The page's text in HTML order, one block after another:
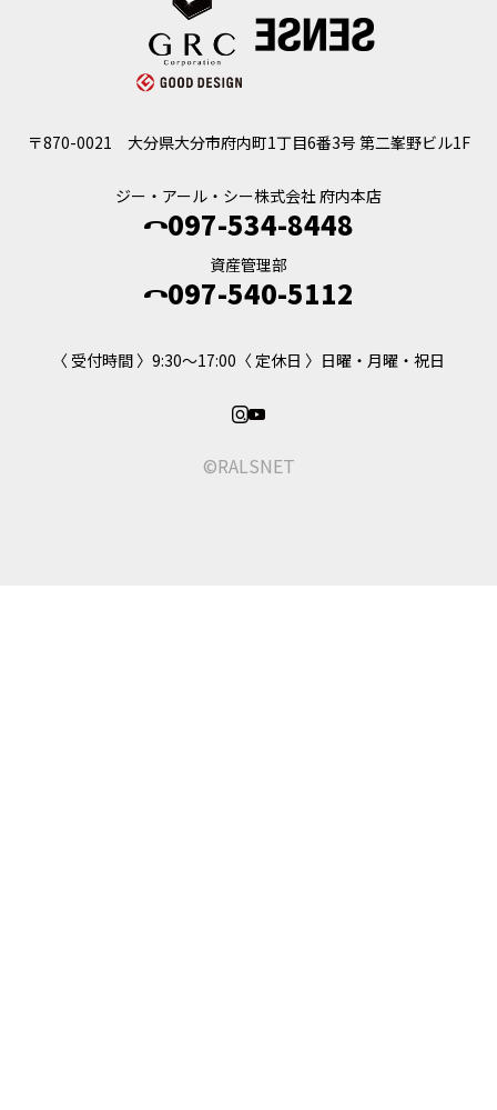
〒870-0021 大分県大分市府内町1丁目6番3号 第二峯野ビル1F
ジー・アール・シー株式会社 府内本店
097-534-8448
資産管理部
097-540-5112
〈 受付時間 〉9:30～17:00 〈 定休日 〉日曜・月曜・祝日
©RALSNET